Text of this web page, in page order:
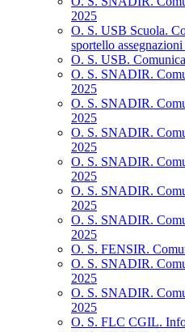
2025
O. S. USB Scuola.
sportello
O. S. USB.
O. S. SNADIR.
2025
O. S. SNADIR.
2025
O. S. SNADIR.
2025
O. S. SNADIR.
2025
O. S. SNADIR.
2025
O. S. SNADIR.
2025
O. S. FENSIR.
O. S. SNADIR.
2025
O. S. SNADIR.
2025
O. S. FLC CGIL.